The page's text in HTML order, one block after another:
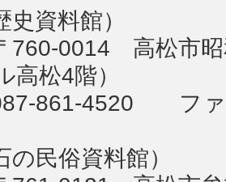
史資料館）
760-0014 高松市昭
高松4階）
861-4520 フ
の民俗資料館）